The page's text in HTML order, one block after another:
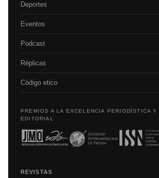
Deportes
Eventos
Podcast
Réplicas
Código etico
PREMIOS A LA EXCELENCIA PERIODÍSTICA Y
EDITORIAL
REVISTAS